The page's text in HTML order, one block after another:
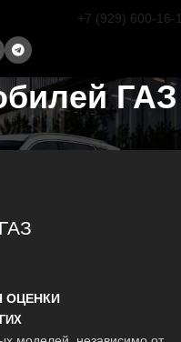
+7 (929) 600-16-
ГАЗ
ГАЗ
ОЦЕНКИ